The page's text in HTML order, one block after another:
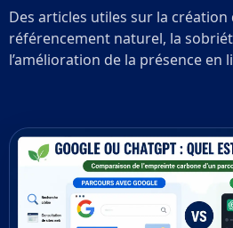
Des articles utiles sur la création
référencement naturel, la
l’amélioration de la présence en